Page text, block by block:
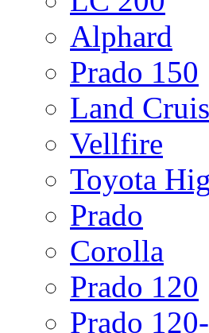
Alphard
Prado 150
Land
Vellfire
Toyota
Prado
Corolla
Prado 120
Prado